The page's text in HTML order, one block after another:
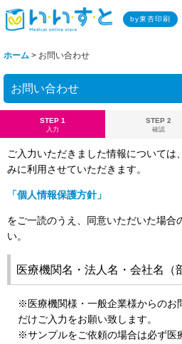
by東杏印刷
ホーム > お問い合わせ
お問い合わせ
STEP 1
入力
STEP 2
確認
ご入力いただきました情報については
みに利用させていただきます。
「個人情報保護方針」
をご一読のうえ、同意いただいた場合
い。
医療機関名・法人名・会社名（
※医療機関様・一般企業様からのお
だけご入力をお願い致します。
※サンプルをご依頼の場合は必ず医